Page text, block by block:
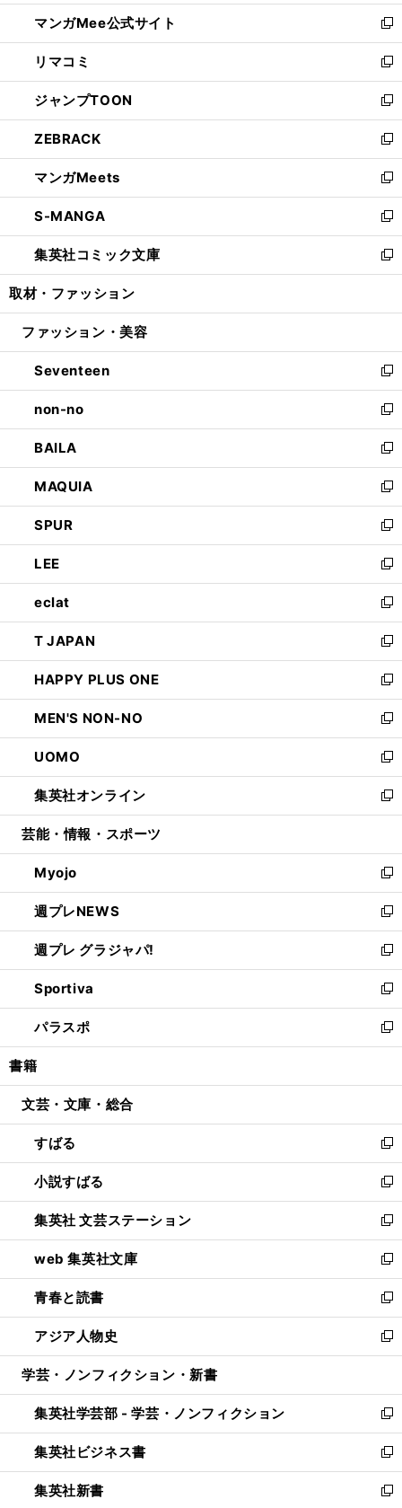
開
く
ン
ド
ウ
で
開
く
ウ
ィ
ン
ド
ウ
で
開
く
し
い
ウ
ィ
ン
ド
ウ
で
開
く
マンガMee公式サイト
新
し
い
ウ
ィ
ン
ド
ウ
で
開
く
リマコミ
新
し
い
ウ
ィ
ン
ド
ウ
で
開
く
ジャンプTOON
新
し
い
ウ
ィ
ン
ド
ウ
で
開
ZEBRACK
新
し
い
ウ
ィ
ン
ド
ウ
開
マンガMeets
新
し
い
ウ
ィ
ン
ウ
開
く
S-MANGA
新
し
い
ウ
ン
ウ
で
開
く
集英社コミック文庫
新
し
ウ
ン
ド
ウ
で
開
く
取材・ファッション
ファッション・美容
Seventeen
新
し
い
ウ
ィ
ン
ド
ウ
で
開
く
non-no
新
し
い
ウ
ィ
ン
ド
ウ
で
開
く
BAILA
新
し
い
ウ
ィ
ン
ド
ウ
で
開
く
MAQUIA
新
し
い
ウ
ィ
ン
ド
ウ
で
開
く
SPUR
新
し
い
ウ
ィ
ン
ド
ウ
で
開
く
LEE
新
し
い
ウ
ィ
ン
ド
ウ
で
開
く
eclat
新
し
い
ウ
ィ
ン
ド
ウ
で
開
く
T JAPAN
新
し
い
ウ
ィ
ン
ド
ウ
で
開
HAPPY PLUS ONE
新
し
い
ウ
ィ
ン
ド
ウ
開
く
MEN'S NON-NO
新
し
い
ウ
ィ
ン
ウ
で
開
く
UOMO
新
し
い
ウ
ン
ド
ウ
で
開
く
集英社オンライン
新
し
ウ
ィ
ン
ド
ウ
で
開
く
芸能・情報・スポーツ
Myojo
新
し
い
ウ
ィ
ン
ド
ウ
で
開
週プレNEWS
新
し
い
ウ
ィ
ン
ド
ウ
開
週プレ グラジャパ!
新
し
い
ウ
ィ
ン
ウ
開
く
Sportiva
新
し
い
ウ
ン
ウ
で
開
く
パラスポ
新
し
ウ
ン
ド
ウ
で
開
く
書籍
文芸・文庫・総合
すばる
新
し
い
ウ
ィ
ン
ド
ウ
で
開
く
小説すばる
新
し
い
ウ
ィ
ン
ド
ウ
で
開
集英社 文芸ステーション
新
し
い
ウ
ィ
ン
ド
ウ
開
く
web 集英社文庫
新
し
い
ウ
ィ
ン
ウ
で
開
く
青春と読書
新
し
い
ウ
ン
ド
ウ
で
開
く
アジア人物史
新
し
ウ
ィ
ン
ド
ウ
で
学芸・ノンフィクション・新書
集英社学芸部 - 学芸・ノンフィクション
新
し
い
ウ
ィ
集英社ビジネス書
新
し
い
集英社新書
新